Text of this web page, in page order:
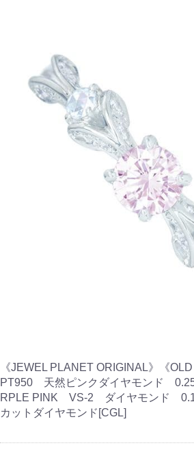
《JEWEL PLANET ORIGINAL》《
PT950 天然ピンクダイヤモンド
RPLE PINK VS-2 ダイヤモンド
カットダイヤモンド[CGL]